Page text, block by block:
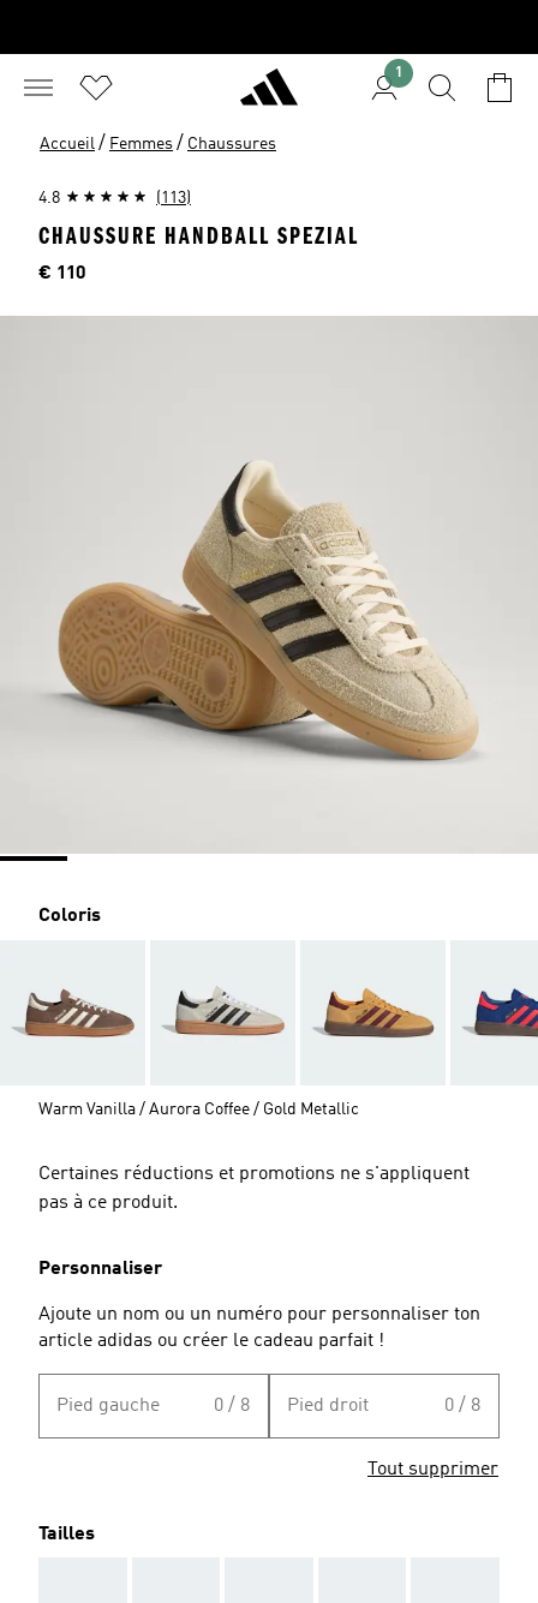
1
Accueil / Femmes / Chaussures
4.8 (113)
CHAUSSURE HANDBALL SPEZIAL
Price
€ 110
Coloris
Warm Vanilla / Aurora Coffee / Gold Metallic
Certaines réductions et promotions ne s'appliquent
pas à ce produit.
Personnaliser
Ajoute un nom ou un numéro pour personnaliser ton
article adidas ou créer le cadeau parfait !
Pied gauche 0 / 8 Pied droit 0 / 8
Tout supprimer
Tailles